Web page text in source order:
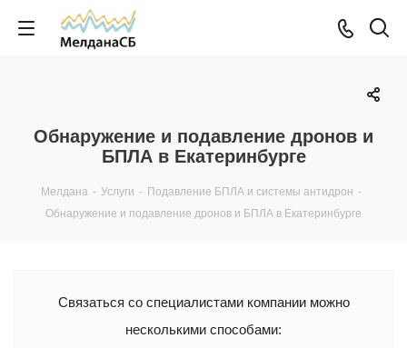
Обнаружение и подавление дронов и
БПЛА в Екатеринбурге
Мелдана - Услуги - Подавление БПЛА и системы антидрон -
Обнаружение и подавление дронов и БПЛА в Екатеринбурге
Связаться со специалистами компании можно
несколькими способами: